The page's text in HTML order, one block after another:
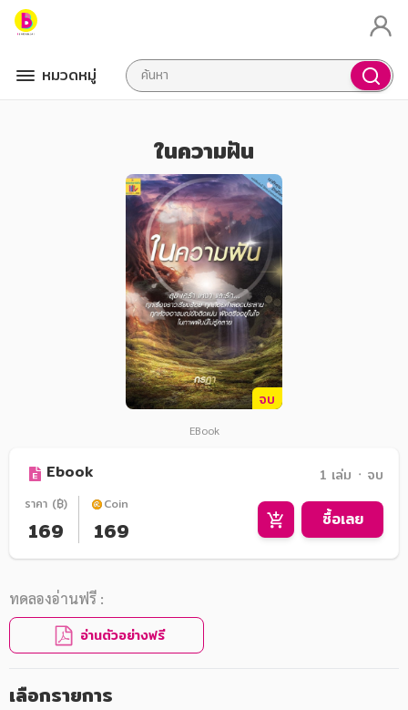
หมวดหมู่
ในความฝัน
จบ
EBook
Ebook 1 เล่ม ᛫ จบ
ราคา (฿)
169
Coin
169 ซื้อเลย
ทดลองอ่านฟรี :
อ่านตัวอย่างฟรี
เลือกรายการ